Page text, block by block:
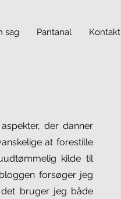
sag Pantanal Kontakt
der danner
at forestille
kilde til
forsøger jeg
bruger jeg både